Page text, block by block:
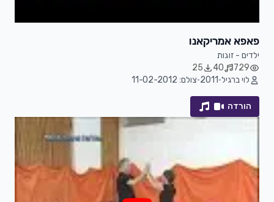
פאפא אמריקאנו
ילדים - זוגות
729
40
25
לוי ברגיל•
2011
•צולם: 11-02-2012
הורדה